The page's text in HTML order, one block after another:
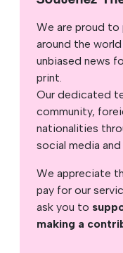
We are proud to
around the
unbiased news
print.
Our dedicated
community,
nationalities
social media
We appreciate
pay for our
ask you to
making a